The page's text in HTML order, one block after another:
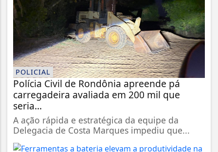
POLICIAL
Polícia Civil de Rondônia apreende pá
carregadeira avaliada em 200 mil que
seria...
A ação rápida e estratégica da equipe da
Delegacia de Costa Marques impediu que...